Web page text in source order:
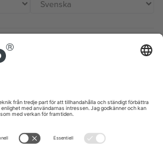
London, EC1V 1AW, United
Kingdom
Switzerland